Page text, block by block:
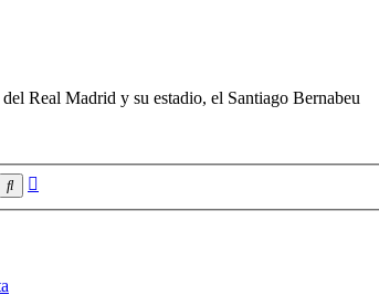
Real Madrid y su estadio, el Santiago Bernabeu
Buscar